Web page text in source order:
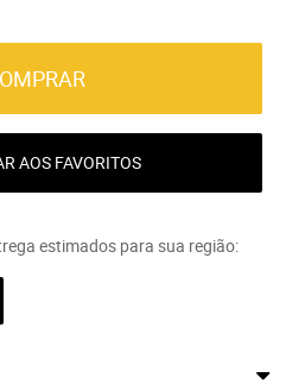
AOS FAVORITOS
estimados para sua região: